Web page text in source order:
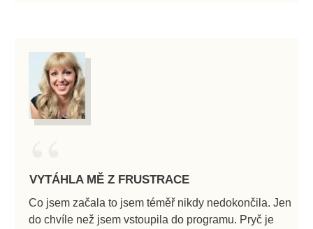
“
VYTÁHLA MĚ Z FRUSTRACE
Co jsem začala to jsem téměř nikdy nedokončila. Jen
do chvíle než jsem vstoupila do programu. Pryč je